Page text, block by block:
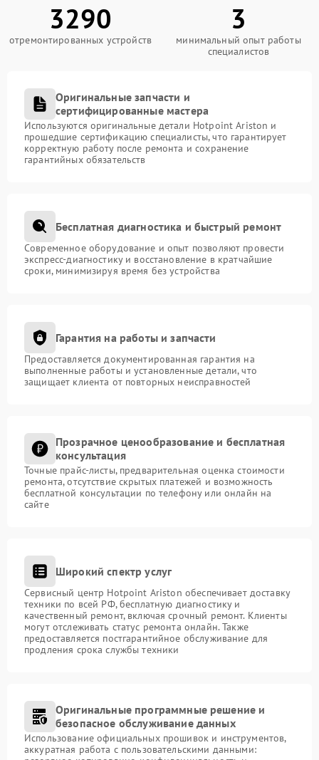
3290
отремонтированных устройств
3
минимальный опыт работы
специалистов
Оригинальные запчасти и
сертифицированные мастера
Используются оригинальные детали Hotpoint Ariston и
прошедшие сертификацию специалисты, что гарантирует
корректную работу после ремонта и сохранение
гарантийных обязательств
Бесплатная диагностика и быстрый ремонт
Современное оборудование и опыт позволяют провести
экспресс-диагностику и восстановление в кратчайшие
сроки, минимизируя время без устройства
Гарантия на работы и запчасти
Предоставляется документированная гарантия на
выполненные работы и установленные детали, что
защищает клиента от повторных неисправностей
Прозрачное ценообразование и бесплатная
консультация
Точные прайс-листы, предварительная оценка стоимости
ремонта, отсутствие скрытых платежей и возможность
бесплатной консультации по телефону или онлайн на
сайте
Широкий спектр услуг
Сервисный центр Hotpoint Ariston обеспечивает доставку
техники по всей РФ, бесплатную диагностику и
качественный ремонт, включая срочный ремонт. Клиенты
могут отслеживать статус ремонта онлайн. Также
предоставляется постгарантийное обслуживание для
продления срока службы техники
Оригинальные программные решение и
безопасное обслуживание данных
Использование официальных прошивок и инструментов,
аккуратная работа с пользовательскими данными: